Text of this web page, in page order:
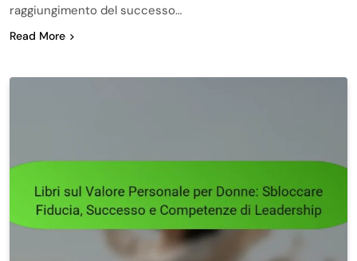
raggiungimento del successo…
Read More